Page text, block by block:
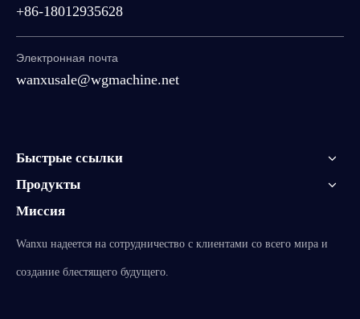
+86-18012935628
Электронная почта
wanxusale@wgmachine.net
Быстрые ссылки
Продукты
Миссия
Wanxu надеется на сотрудничество с клиентами со всего мира и
создание блестящего будущего.